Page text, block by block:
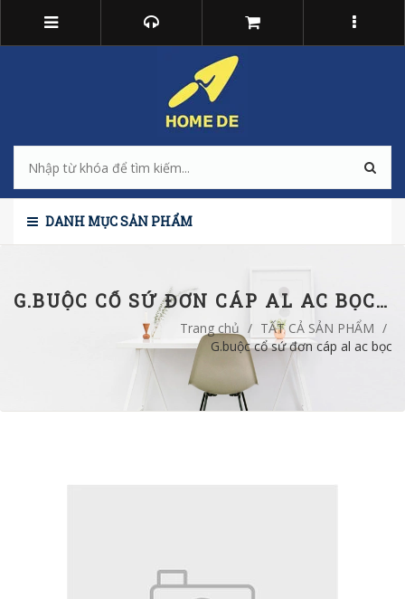
DANH MỤC SẢN PHẨM
G.BUỘC CỔ SỨ ĐƠN CÁP AL AC BỌC 22KV 150M
Trang chủ / TẤT CẢ SẢN PHẨM /
G.buộc cổ sứ đơn cáp al ac bọc